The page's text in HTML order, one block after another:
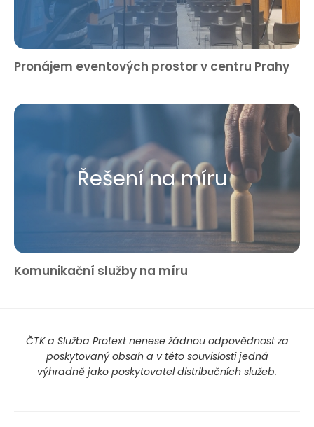
Pronájem eventových prostor v centru Prahy
Řešení na míru
Komunikační služby na míru
ČTK a Služba Protext nenese žádnou odpovědnost za
poskytovaný obsah a v této souvislosti jedná
výhradně jako poskytovatel distribučních služeb.